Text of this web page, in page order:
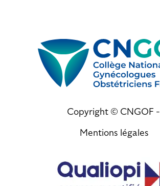
Copyright © CNGOF -
Mentions légales